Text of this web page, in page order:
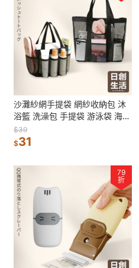
沙灘紗網手提袋 網紗收納包 沐
浴籃 洗澡包 手提袋 游泳袋 海灘
袋 沙灘包 洗漱袋 收納袋 網眼提
袋
$39
$31
79
折